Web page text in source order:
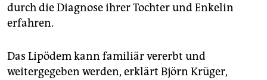
durch die Diagnose ihrer Tochter und Enkelin
erfahren.
Das Lipödem kann familiär vererbt und
weitergegeben werden, erklärt Björn Krüger,